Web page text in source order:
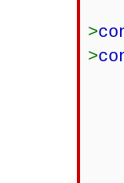
}
>
>